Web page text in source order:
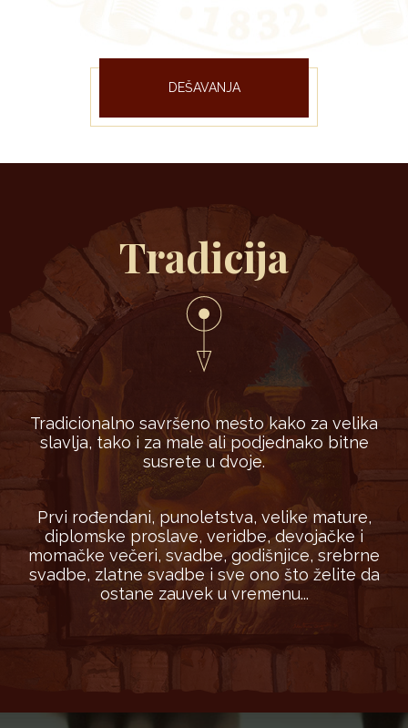
DEŠAVANJA
Tradicija
Tradicionalno savršeno mesto kako za velika
slavlja, tako i za male ali podjednako bitne
susrete u dvoje.
Prvi rođendani, punoletstva, velike mature,
diplomske proslave, veridbe, devojačke i
momačke večeri, svadbe, godišnjice, srebrne
svadbe, zlatne svadbe i sve ono što želite da
ostane zauvek u vremenu...